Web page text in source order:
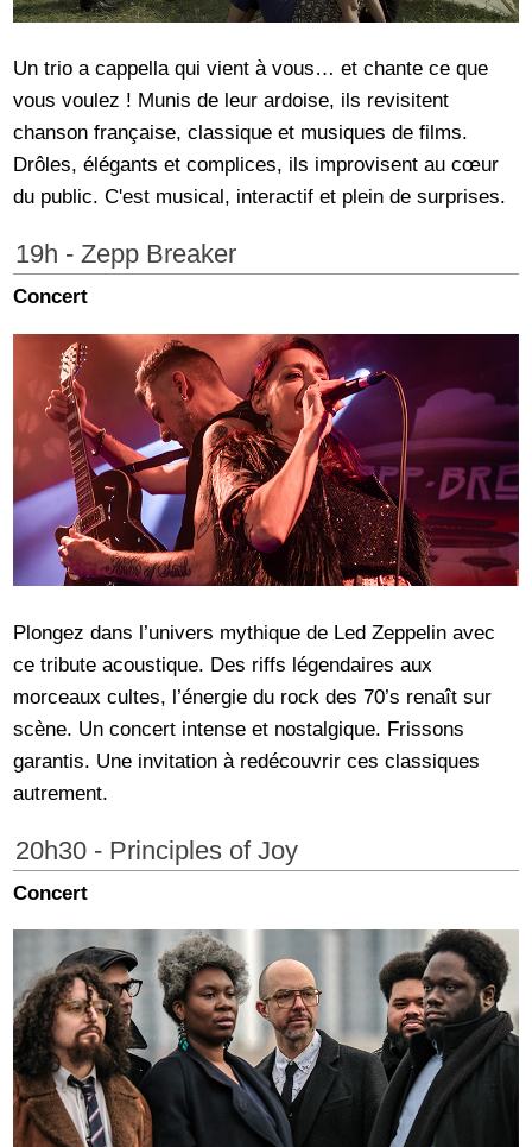
Un trio a cappella qui vient à vous… et chante ce que
vous voulez ! Munis de leur ardoise, ils revisitent
chanson française, classique et musiques de films.
Drôles, élégants et complices, ils improvisent au cœur
du public. C'est musical, interactif et plein de surprises.
19h - Zepp Breaker
Concert
Plongez dans l’univers mythique de Led Zeppelin avec
ce tribute acoustique. Des riffs légendaires aux
morceaux cultes, l’énergie du rock des 70’s renaît sur
scène. Un concert intense et nostalgique. Frissons
garantis. Une invitation à redécouvrir ces classiques
autrement.
20h30 - Principles of Joy
Concert